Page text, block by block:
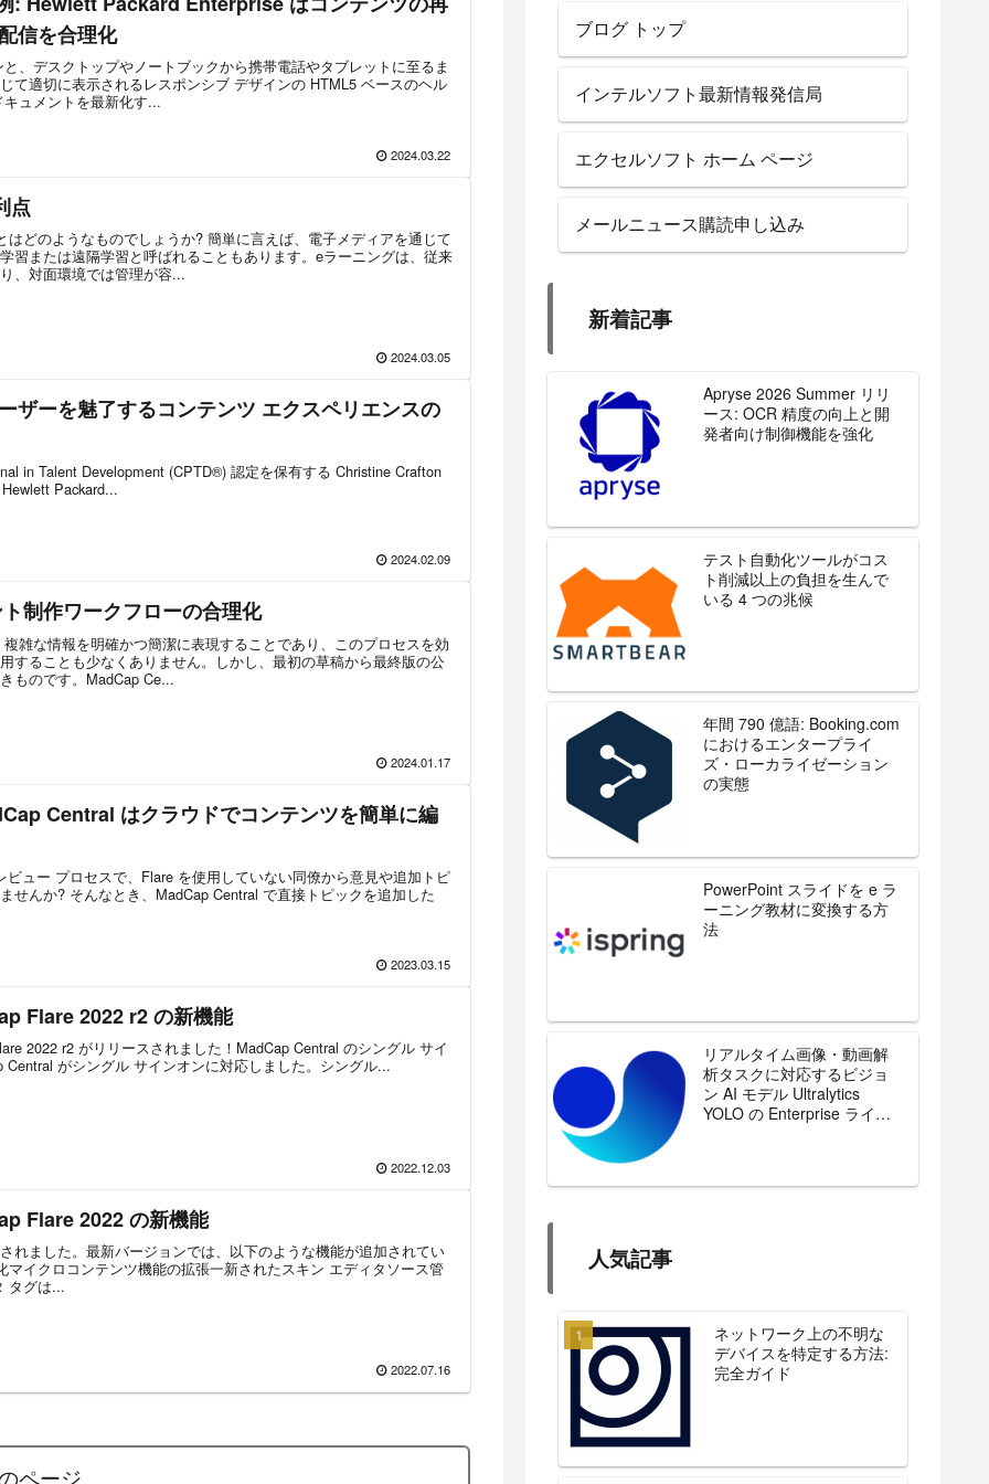
信を合理化
、デスクトップやノートブックから携帯電話やタブレットに至るま
て適切に表示されるレスポンシブ デザインの HTML5 ベースのヘル
ュメントを最新化す...
2024.03.22
点
はどのようなものでしょうか? 簡単に言えば、電子メディアを通じて
習または遠隔学習と呼ばれることもあります。eラーニングは、従来
、対面環境では管理が容...
2024.03.05
ザーを魅了するコンテンツ エクスペリエンスの
in Talent Development (CPTD®) 認定を保有する Christine Crafton
Packard...
2024.02.09
制作ワークフローの合理化
雑な情報を明確かつ簡潔に表現することであり、このプロセスを効
することも少なくありません。しかし、最初の草稿から最終版の公
ものです。MadCap Ce...
2024.01.17
Central はクラウドでコンテンツを簡単に編
ビュー プロセスで、Flare を使用していない同僚から意見や追加トピ
せんか? そんなとき、MadCap Central で直接トピックを追加した
2023.03.15
Flare 2022 r2 の新機能
2022 r2 がリリースされました！MadCap Central のシングル サイ
Central がシングル サインオンに対応しました。シングル...
2022.12.03
Flare 2022 の新機能
れました。最新バージョンでは、以下のような機能が追加されてい
マイクロコンテンツ機能の拡張一新されたスキン エディタソース管
タグは...
2022.07.16
ページ
ブログ トップ
インテルソフト最新情報発信局
エクセルソフト ホーム ページ
メールニュース購読申し込み
新着記事
Apryse 2026 Summer リリ
ース: OCR 精度の向上と開
発者向け制御機能を強化
テスト自動化ツールがコス
ト削減以上の負担を生んで
いる 4 つの兆候
年間 790 億語: Booking.com
におけるエンタープライ
ズ・ローカライゼーション
の実態
PowerPoint スライドを e ラ
ーニング教材に変換する方
法
リアルタイム画像・動画解
析タスクに対応するビジョ
ン AI モデル Ultralytics
YOLO の Enterprise ライセ
人気記事
ネットワーク上の不明な
デバイスを特定する方法:
完全ガイド